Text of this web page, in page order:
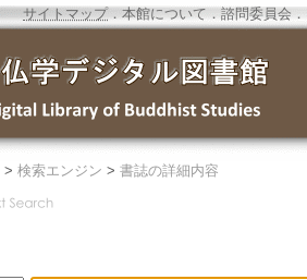
サイトマップ．本館について ． 諮問委員会 ．
> 検索エンジン > 書誌の詳細内容